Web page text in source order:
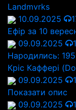
Landmvrks
10.09.2025
Ефір за 10
09.09.2025
Народились:
Кріс Каффері
09.09.2025
Показати опис
09.09.2025